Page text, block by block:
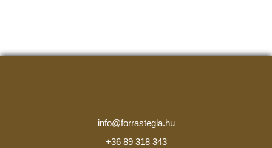
info@forrastegla.hu
+36 89 318 343